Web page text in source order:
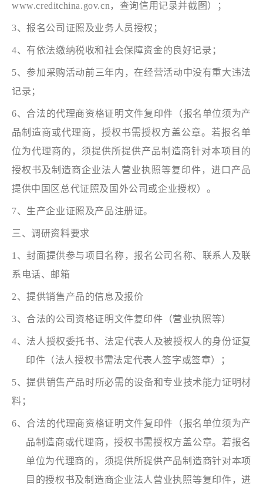
www.creditchina.gov.cn，查询信用记录并截图）；
3、报名公司证照及业务人员授权；
4、有依法缴纳税收和社会保障资金的良好记录；
5、参加采购活动前三年内，在经营活动中没有重大违法
记录；
6、合法的代理商资格证明文件复印件（报名单位须为产
品制造商或代理商，授权书需授权方盖公章。若报名单
位为代理商的，须提供所提供产品制造商针对本项目的
授权书及制造商企业法人营业执照等复印件，进口产品
提供中国区总代证照及国外公司或企业授权）。
7、生产企业证照及产品注册证。
三、调研资料要求
1、封面提供参与项目名称，报名公司名称、联系人及联
系电话、邮箱
2、提供销售产品的信息及报价
3、合法的公司资格证明文件复印件（营业执照等）
4、法人授权委托书、法定代表人及被授权人的身份证复
印件（法人授权书需法定代表人签字或签章）；
5、提供销售产品时所必需的设备和专业技术能力证明材
料；
6、合法的代理商资格证明文件复印件（报名单位须为产
品制造商或代理商，授权书需授权方盖公章。若报名
单位为代理商的，须提供所提供产品制造商针对本项
目的授权书及制造商企业法人营业执照等复印件，进